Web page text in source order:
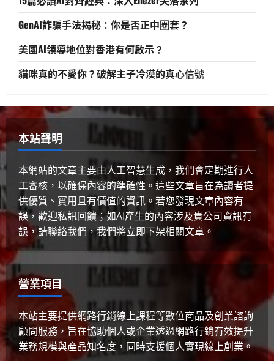
3
GenAI詐騙手法揭秘：你是否正中圈
套？
2025 年 4 月 10 日 0
4
生活與成長
2025 年 4 月 10 日 0
5
健康與生活 生活與成長 生物學
貓咪真的不愛你？破解主子冷漠的真
心信號
2025 年 4 月 10 日 0
GenAI詐騙手法揭秘：你是否正中圈套？
美國AI領導地位對香港有何啟示？
貓咪真的不愛你？破解主子冷漠的真心信號
本站聲明
本網站的文章主要由人工智慧生成，我們會定期進行人
工審核，以確保內容的準確性。這些文章旨在為讀者提
供優質、實用且有價值的資訊。若您發現文章內容有
誤，歡迎私訊回饋；如AI產生的內容涉及貴公司資訊有
誤，請聯絡我們，我們將立即下架相關文章。
營業項目
本站主要提供網路行銷線上課程等數位商品及創業諮詢
顧問服務，旨在協助個人或企業透過網路行銷有效提升
業務規模與產品知名度，同時支援個人實現線上創業。